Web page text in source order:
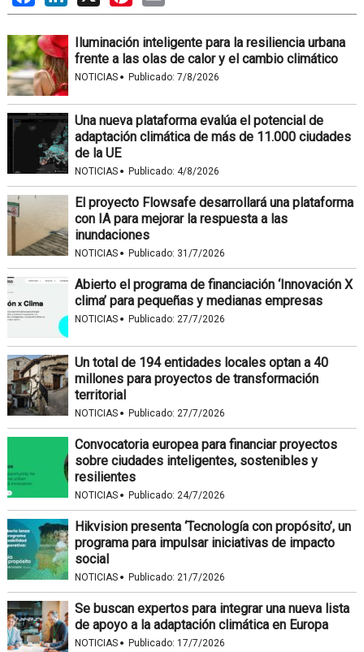
Iluminación inteligente para la resiliencia urbana
frente a las olas de calor y el cambio climático
NOTICIAS · Publicado: 7/8/2026
Una nueva plataforma evalúa el potencial de
adaptación climática de más de 11.000 ciudades
de la UE
NOTICIAS · Publicado: 4/8/2026
El proyecto Flowsafe desarrollará una plataforma
con IA para mejorar la respuesta a las
inundaciones
NOTICIAS · Publicado: 31/7/2026
Abierto el programa de financiación ‘Innovación X
clima’ para pequeñas y medianas empresas
NOTICIAS · Publicado: 27/7/2026
Un total de 194 entidades locales optan a 40
millones para proyectos de transformación
territorial
NOTICIAS · Publicado: 27/7/2026
Convocatoria europea para financiar proyectos
sobre ciudades inteligentes, sostenibles y
resilientes
NOTICIAS · Publicado: 24/7/2026
Hikvision presenta ‘Tecnología con propósito’, un
programa para impulsar iniciativas de impacto
social
NOTICIAS · Publicado: 21/7/2026
Se buscan expertos para integrar una nueva lista
de apoyo a la adaptación climática en Europa
NOTICIAS · Publicado: 17/7/2026